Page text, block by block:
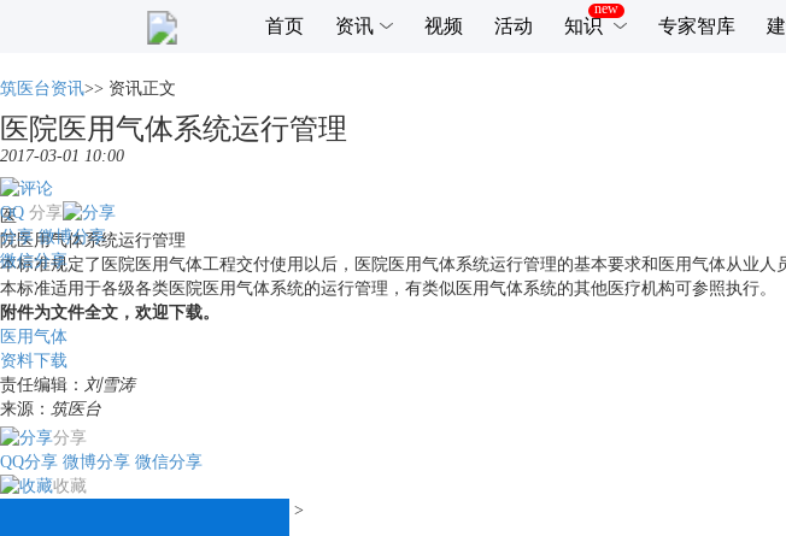
首页 资讯 视频 活动 知识 专家智库
筑医台资讯>> 资讯正文
医院医用气体系统运行管理
2017-03-01 10:00
分享
QQ
分享 微博分享
微信分享
医
院医用气体系统运行管理
本标准规定了医院医用气体工程交付使用以后，医院医用气体系统运行管理的基本要求和医用气体从业人
本标准适用于各级各类医院医用气体系统的运行管理，有类似医用气体系统的其他医疗机构可参照执行。
附件为文件全文，欢迎下载。
医用气体
资料下载
责任编辑： 刘雪涛
来源： 筑医台
分享
QQ分享 微博分享 微信分享
收藏
>